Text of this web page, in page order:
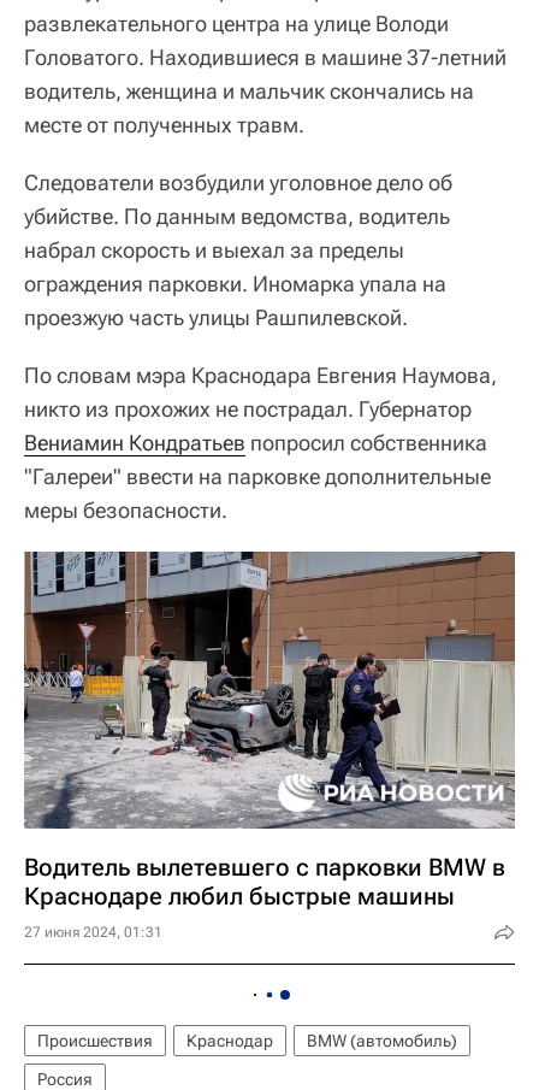
развлекательного центра на улице Володи
Головатого. Находившиеся в машине 37-летний
водитель, женщина и мальчик скончались на
месте от полученных травм.
Следователи возбудили уголовное дело об
убийстве. По данным ведомства, водитель
набрал скорость и выехал за пределы
ограждения парковки. Иномарка упала на
проезжую часть улицы Рашпилевской.
По словам мэра Краснодара Евгения Наумова,
никто из прохожих не пострадал. Губернатор
Вениамин Кондратьев попросил собственника
"Галереи" ввести на парковке дополнительные
меры безопасности.
Водитель вылетевшего с парковки BMW в
Краснодаре любил быстрые машины
27 июня 2024, 01:31
Происшествия Краснодар
BMW (автомобиль)
Россия